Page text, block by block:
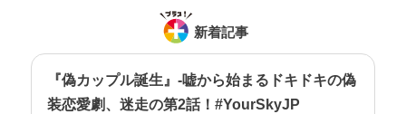
新着記事
『偽カップル誕生』-嘘から始まるドキドキの偽
装恋愛劇、迷走の第2話！#YourSkyJP